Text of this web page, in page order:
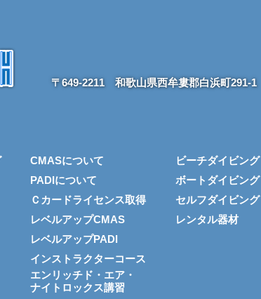
〒649-2211 和歌山県西牟婁郡白浜町291-1
CMASについて
PADIについて
Ｃカードライセンス取得
レベルアップCMAS
レベルアップPADI
インストラクターコース
エンリッチド・エア・
ナイトロックス講習
ビーチダイビング
ボートダイビング
セルフダイビング
レンタル器材